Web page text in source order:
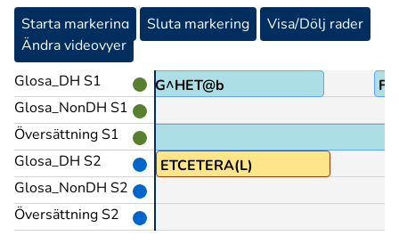
Starta markering Sluta markering
Visa/Dölj rader
Ändra videovyer
Glosa_DH S1
Glosa_NonDH S1
Översättning S1
Glosa_DH S2
Glosa_NonDH S2
Översättning S2
VERKLIG^HET@b FÅ
ETCETERA(L)